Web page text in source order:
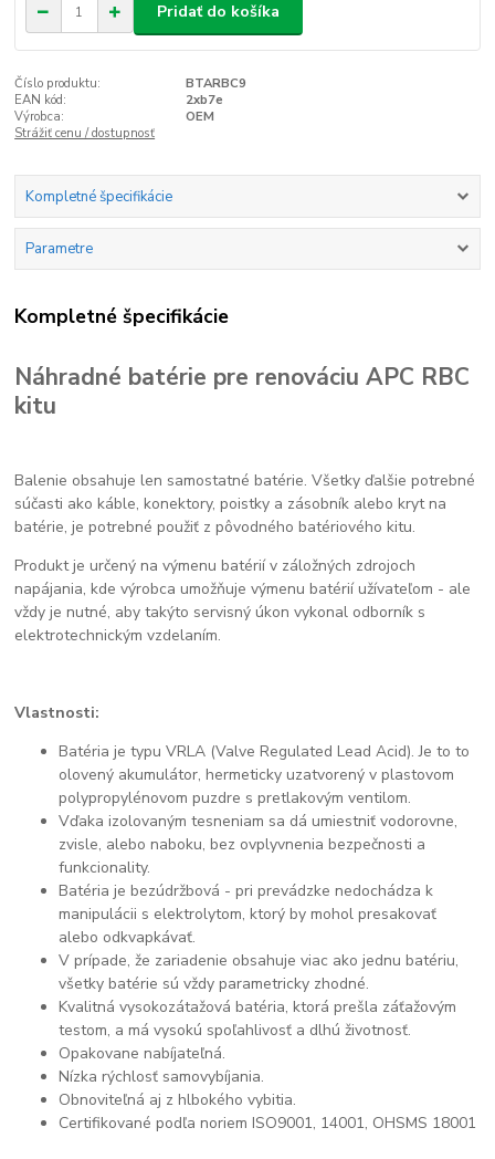
Pridať do košíka
Číslo produktu:
BTARBC9
EAN kód:
2xb7e
Výrobca:
OEM
Strážiť cenu / dostupnosť
Kompletné špecifikácie
Parametre
Kompletné špecifikácie
Náhradné batérie pre renováciu APC RBC
kitu
Balenie obsahuje len samostatné batérie. Všetky ďalšie potrebné
súčasti ako káble, konektory, poistky a zásobník alebo kryt na
batérie, je potrebné použiť z pôvodného batériového kitu.
Produkt je určený na výmenu batérií v záložných zdrojoch
napájania, kde výrobca umožňuje výmenu batérií užívateľom - ale
vždy je nutné, aby takýto servisný úkon vykonal odborník s
elektrotechnickým vzdelaním.
Vlastnosti:
Batéria je typu VRLA (Valve Regulated Lead Acid). Je to to
olovený akumulátor, hermeticky uzatvorený v plastovom
polypropylénovom puzdre s pretlakovým ventilom.
Vďaka izolovaným tesneniam sa dá umiestniť vodorovne,
zvisle, alebo naboku, bez ovplyvnenia bezpečnosti a
funkcionality.
Batéria je bezúdržbová - pri prevádzke nedochádza k
manipulácii s elektrolytom, ktorý by mohol presakovať
alebo odkvapkávať.
V prípade, že zariadenie obsahuje viac ako jednu batériu,
všetky batérie sú vždy parametricky zhodné.
Kvalitná vysokozátažová batéria, ktorá prešla záťažovým
testom, a má vysokú spoľahlivosť a dlhú životnosť.
Opakovane nabíjateľná.
Nízka rýchlosť samovybíjania.
Obnoviteľná aj z hlbokého vybitia.
Certifikované podľa noriem ISO9001, 14001, OHSMS 18001